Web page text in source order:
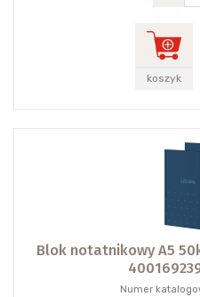
koszyk
Blok notatnikowy A5
Numer